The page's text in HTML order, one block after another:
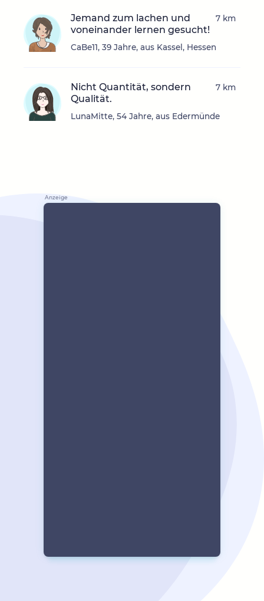
Jemand zum lachen und
voneinander lernen gesucht!
CaBe11, 39 Jahre, aus Kassel, Hessen
7 km
Nicht Quantität, sondern
Qualität.
LunaMitte, 54 Jahre, aus Edermünde
7 km